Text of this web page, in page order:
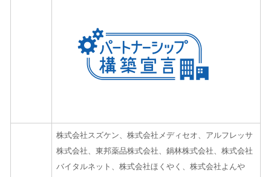
株式会社スズケン、株式会社メディセオ、アルフレッサ
株式会社、東邦薬品株式会社、鍋林株式会社、株式会社
バイタルネット、株式会社ほくやく、株式会社よんや